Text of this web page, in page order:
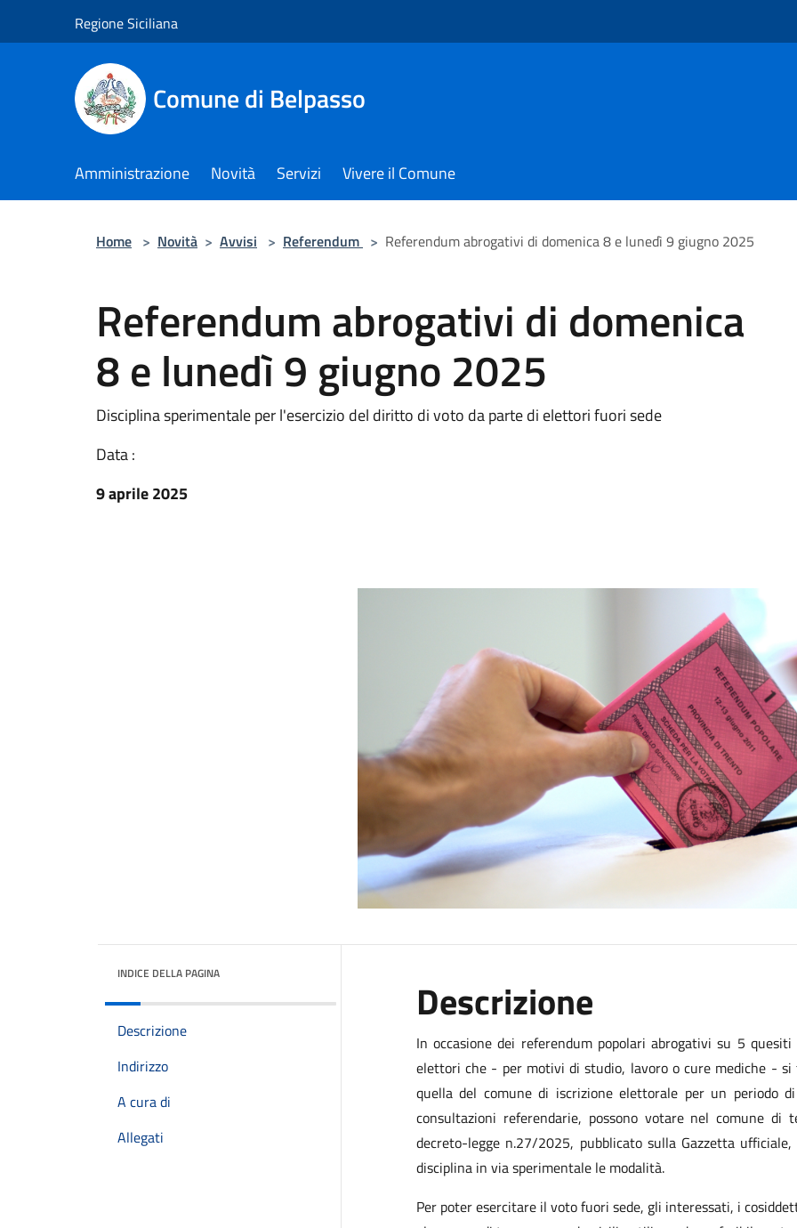
Regione Siciliana
Comune di Belpasso
Amministrazione Novità Servizi Vivere il Comune
Home > Novità > Avvisi > Referendum > Referendum abrogativi di domenica 8 e lunedì 9 giugno 2025
Referendum abrogativi di domenica
8 e lunedì 9 giugno 2025
Disciplina sperimentale per l'esercizio del diritto di voto da parte di elettori fuori sede
Data :
9 aprile 2025
INDICE DELLA PAGINA
Descrizione
Indirizzo
A cura di
Allegati
Descrizione
In occasione dei referendum popolari abrogativi su 5
elettori che - per motivi di studio, lavoro o cure mediche -
quella del comune di iscrizione elettorale per un periodo
consultazioni referendarie, possono votare nel comune di
decreto-legge n.27/2025, pubblicato sulla Gazzetta
disciplina in via sperimentale le modalità.
Per poter esercitare il voto fuori sede, gli interessati, i